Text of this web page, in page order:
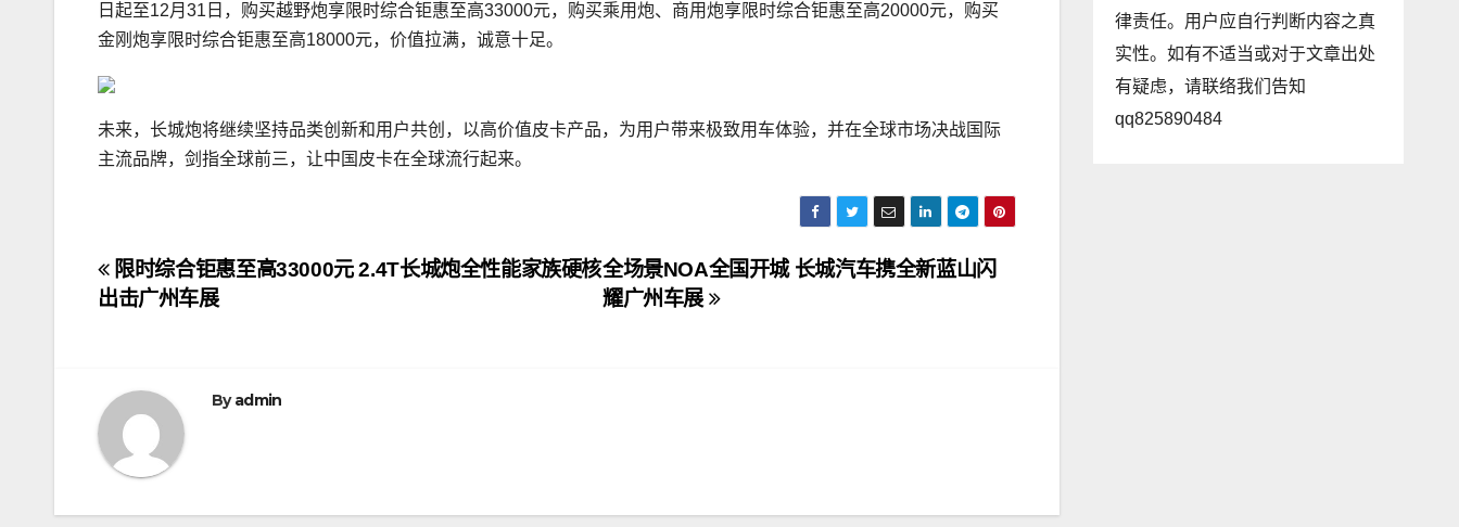
日起至12月31日，购买越野炮享限时综合钜惠至高33000元，购买乘用炮、商用炮享限时综合钜惠至高20000元，购买
金刚炮享限时综合钜惠至高18000元，价值拉满，诚意十足。
未来，长城炮将继续坚持品类创新和用户共创，以高价值皮卡产品，为用户带来极致用车体验，并在全球市场决战国际
主流品牌，剑指全球前三，让中国皮卡在全球流行起来。
文
章
航
全场景NOA全国开城 长城汽车携全新蓝山闪
耀广州车展
限时综合钜惠至高33000元 2.4T长城炮全性能家族硬核
出击广州车展
Byadmin
律责任。用户应自行判断内容之真
实性。如有不适当或对于文章出处
有疑虑，请联络我们告知
qq825890484